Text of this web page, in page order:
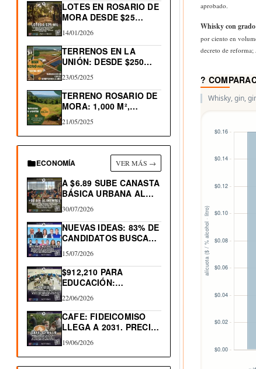
LOTES EN ROSARIO DE
MORA DESDE $25…
14/01/2026
TERRENOS EN LA
UNIÓN: DESDE $250
MIL…
23/05/2025
TERRENO ROSARIO DE
MORA: 1,000 M²,
NACIMIENTO…
21/05/2025
ECONOMÍA VER MÁS →
A $6.89 SUBE CANASTA
BÁSICA URBANA AL…
30/07/2026
NUEVAS IDEAS: 83% DE
CANDIDATOS BUSCAN
RE-ELECCIÓN…
15/07/2026
$912,210 PARA
EDUCACIÓN:
PROGRAMA
TRAYECTORIAS
EDUCATIVAS
COMPLEJAS
22/06/2026
CAFE: FIDEICOMISO
LLEGA A 2031. PRECIO
LIBRA…
19/06/2026
aprobado.
Whisky con
por ciento en
decreto de
?
Whisky, gin,